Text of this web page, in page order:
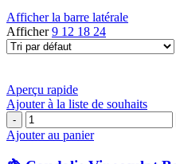
Afficher la barre latérale
Afficher9 12 18 24
Aperçu rapide
Ajouter à la liste de souhaits
quantité
de
Caudalie
Ajouter au panier